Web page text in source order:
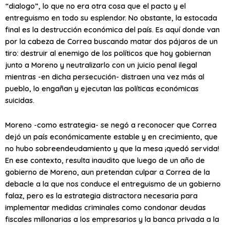
“dialogo”, lo que no era otra cosa que el pacto y el
entreguismo en todo su esplendor. No obstante, la estocada
final es la destrucción económica del país. Es aquí donde van
por la cabeza de Correa buscando matar dos pájaros de un
tiro: destruir al enemigo de los políticos que hoy gobiernan
junto a Moreno y neutralizarlo con un juicio penal ilegal
mientras -en dicha persecución- distraen una vez más al
pueblo, lo engañan y ejecutan las políticas económicas
suicidas.
Moreno -como estrategia- se negó a reconocer que Correa
dejó un país económicamente estable y en crecimiento, que
no hubo sobreendeudamiento y que la mesa ¡quedó servida!
En ese contexto, resulta inaudito que luego de un año de
gobierno de Moreno, aun pretendan culpar a Correa de la
debacle a la que nos conduce el entreguismo de un gobierno
falaz, pero es la estrategia distractora necesaria para
implementar medidas criminales como condonar deudas
fiscales millonarias a los empresarios y la banca privada a la